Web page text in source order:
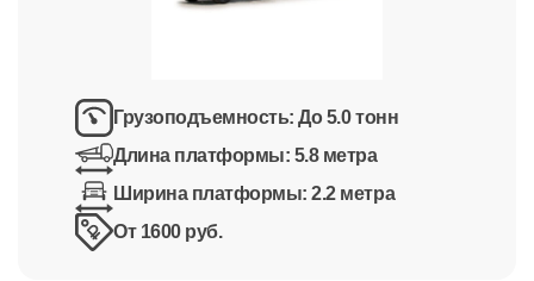
Грузоподъемность:До 5.0 тонн
Длина платформы: 5.8 метра
Ширина платформы:2.2 метра
От 1600 руб.